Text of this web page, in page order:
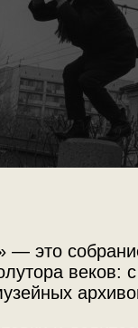
— это
веков: